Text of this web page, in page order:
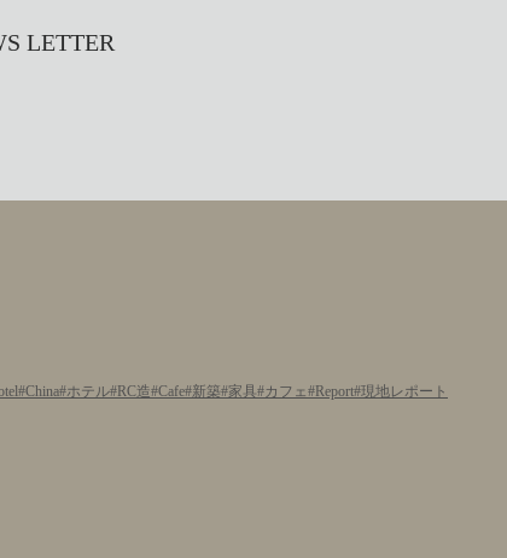
LETTER
China ホテル RC造 Cafe 新築 家具 カフェ Report 現地レポート